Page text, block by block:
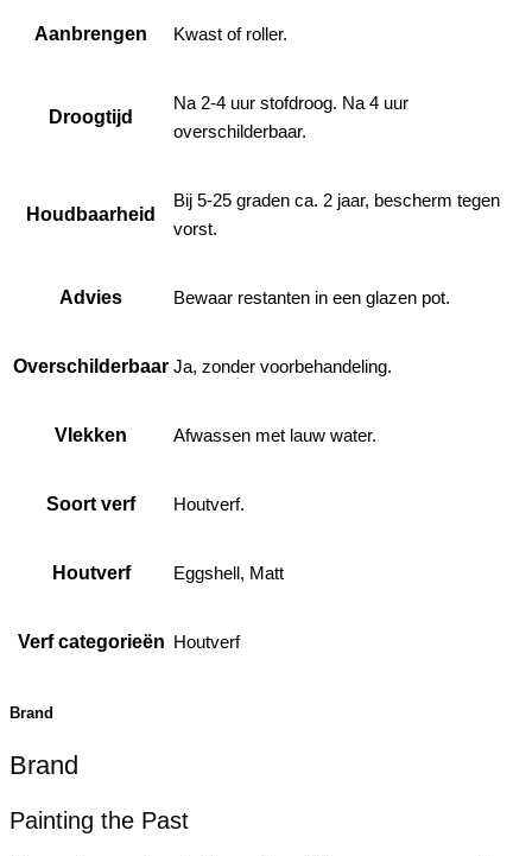
Aanbrengen Kwast of roller.
Droogtijd
Na 2-4 uur stofdroog. Na 4 uur
overschilderbaar.
Houdbaarheid
Bij 5-25 graden ca. 2 jaar, bescherm tegen
vorst.
Advies Bewaar restanten in een glazen pot.
Overschilderbaar Ja, zonder voorbehandeling.
Vlekken Afwassen met lauw water.
Soort verf Houtverf.
Houtverf Eggshell, Matt
Verf categorieën Houtverf
Brand
Brand
Painting the Past